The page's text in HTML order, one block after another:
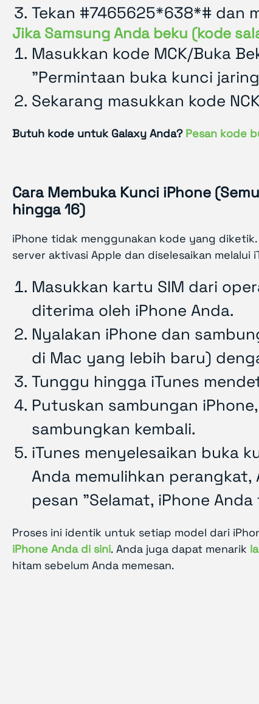
Tekan #7465625*638*# dan
Jika Samsung Anda beku (kode
Masukkan kode MCK/Buka
"Permintaan buka kunci
Sekarang masukkan kode
Butuh kode untuk Galaxy Anda? Pesan kode
Cara Membuka Kunci iPhone
hingga 16)
iPhone tidak menggunakan kode yang
server aktivasi Apple dan diselesaikan melalui
Masukkan kartu SIM dari
diterima oleh iPhone Anda.
Nyalakan iPhone dan
di Mac yang lebih baru)
Tunggu hingga iTunes
Putuskan sambungan
sambungkan kembali.
iTunes menyelesaikan buka
Anda memulihkan
pesan "Selamat, iPhone
Proses ini identik untuk setiap model dari
iPhone Anda di sini. Anda juga dapat menarik
hitam sebelum Anda memesan.